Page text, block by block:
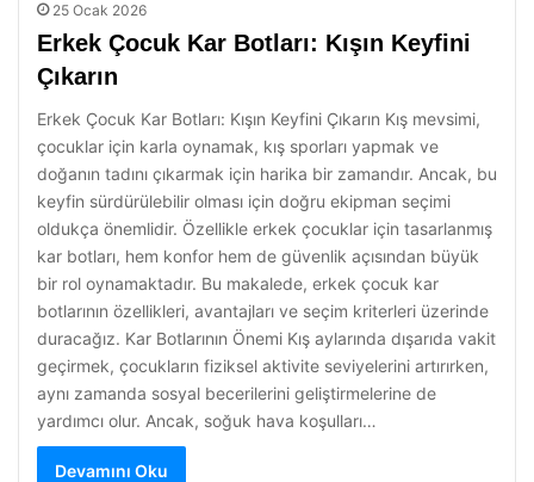
25 Ocak 2026
Erkek Çocuk Kar Botları: Kışın Keyfini
Çıkarın
Erkek Çocuk Kar Botları: Kışın Keyfini Çıkarın Kış mevsimi,
çocuklar için karla oynamak, kış sporları yapmak ve
doğanın tadını çıkarmak için harika bir zamandır. Ancak, bu
keyfin sürdürülebilir olması için doğru ekipman seçimi
oldukça önemlidir. Özellikle erkek çocuklar için tasarlanmış
kar botları, hem konfor hem de güvenlik açısından büyük
bir rol oynamaktadır. Bu makalede, erkek çocuk kar
botlarının özellikleri, avantajları ve seçim kriterleri üzerinde
duracağız. Kar Botlarının Önemi Kış aylarında dışarıda vakit
geçirmek, çocukların fiziksel aktivite seviyelerini artırırken,
aynı zamanda sosyal becerilerini geliştirmelerine de
yardımcı olur. Ancak, soğuk hava koşulları…
Devamını Oku